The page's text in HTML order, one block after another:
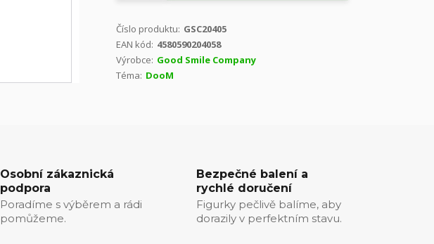
Číslo produktu: GSC20405
EAN kód: 4580590204058
Výrobce: Good Smile Company
Téma: DooM
Osobní zákaznická
podpora
Poradíme s výběrem a rádi
pomůžeme.
Bezpečné balení a
rychlé doručení
Figurky pečlivě balíme, aby
dorazily v perfektním stavu.